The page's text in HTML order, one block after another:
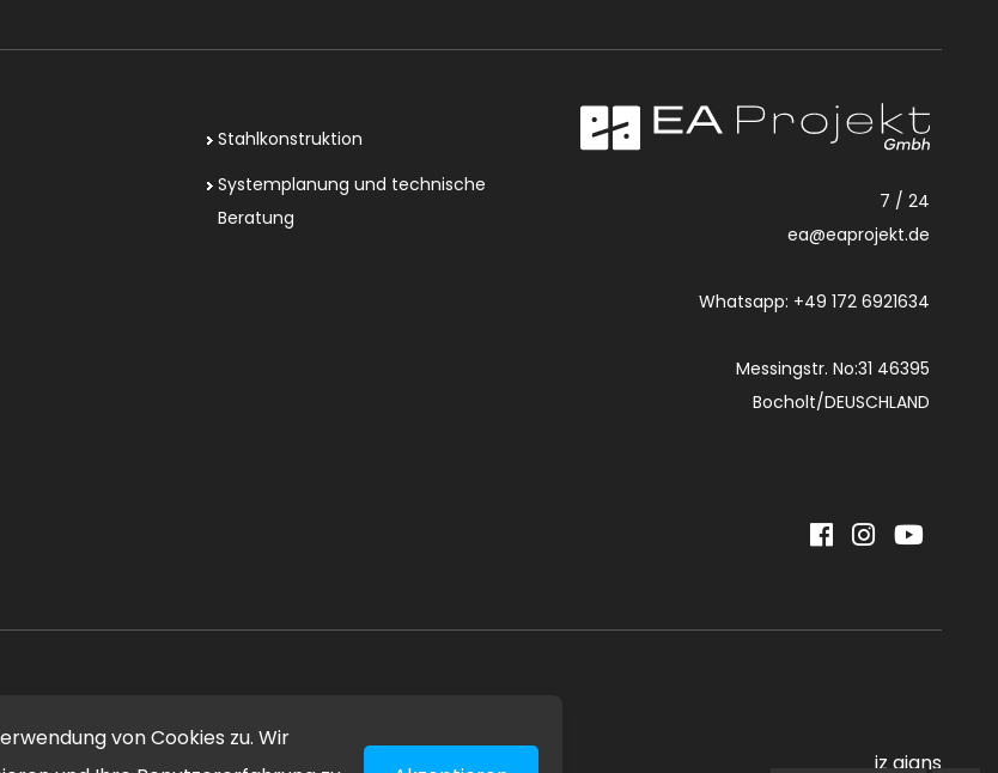
Stahlkonstruktion
Systemplanung und technische
Beratung
7 / 24
ea@eaprojekt.de
Whatsapp: +49 172 6921634
Messingstr. No:31 46395
Bocholt/DEUSCHLAND
© 2024 | Ea Projekt Alle Rechte vorbehalten.
iz ajans
von Cookies zu. Wir